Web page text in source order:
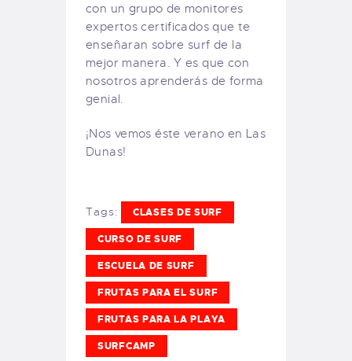
con un grupo de monitores
expertos certificados que te
enseñaran sobre surf de la
mejor manera. Y es que con
nosotros aprenderás de forma
genial.
¡Nos vemos éste verano en Las
Dunas!
Tags: CLASES DE SURF
CURSO DE SURF
ESCUELA DE SURF
FRUTAS PARA EL SURF
FRUTAS PARA LA PLAYA
SURFCAMP